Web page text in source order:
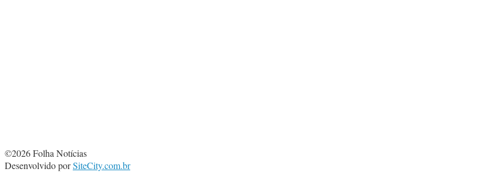
©2026 Folha Notícias
Desenvolvido porSiteCity.com.br